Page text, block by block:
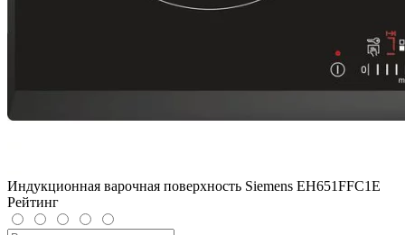
Индукционная варочная поверхность Siemens EH651FFC1E
Рейтинг